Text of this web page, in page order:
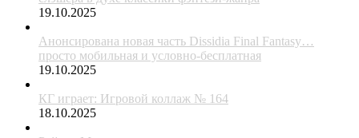
19.10.2025
Анонсирована новая часть Dissidia Final Fantasy…
просто мобильная и условно-бесплатная
19.10.2025
КГ играет: Игровой коллаж № 164
18.10.2025